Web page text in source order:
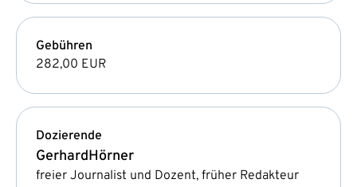
Gebühren
282,00 EUR
Dozierende
GerhardHörner
freier Journalist und Dozent, früher Redakteur